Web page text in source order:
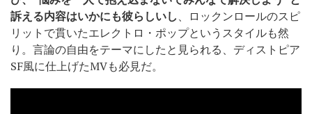
訴える内容はいかにも彼らしいし、ロックンロールのスピ
リットで貫いたエレクトロ・ポップというスタイルも然
り。言論の自由をテーマにしたと見られる、ディストピア
SF風に仕上げたMVも必見だ。